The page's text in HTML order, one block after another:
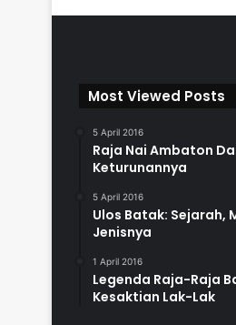
Most Viewed Posts
5 April 2016
Raja Nai Ambaton
Keturunannya
5 April 2016
Ulos Batak: Sejarah,
Jenisnya
1 April 2016
Legenda Raja-Raja
Kesaktian Lak-Lak